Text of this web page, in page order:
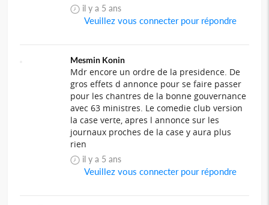
il y a 5 ans
Veuillez vous connecter pour répondre
Mesmin Konin
Mdr encore un ordre de la presidence. De
gros effets d annonce pour se faire passer
pour les chantres de la bonne gouvernance
avec 63 ministres. Le comedie club version
la case verte, apres l annonce sur les
journaux proches de la case y aura plus
rien
il y a 5 ans
Veuillez vous connecter pour répondre